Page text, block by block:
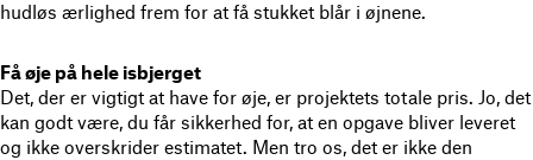
hudløs ærlighed frem for at få stukket blår i øjnene.
Få øje på hele isbjerget
Det, der er vigtigt at have for øje, er projektets totale pris. Jo, det
kan godt være, du får sikkerhed for, at en opgave bliver leveret
og ikke overskrider estimatet. Men tro os, det er ikke den